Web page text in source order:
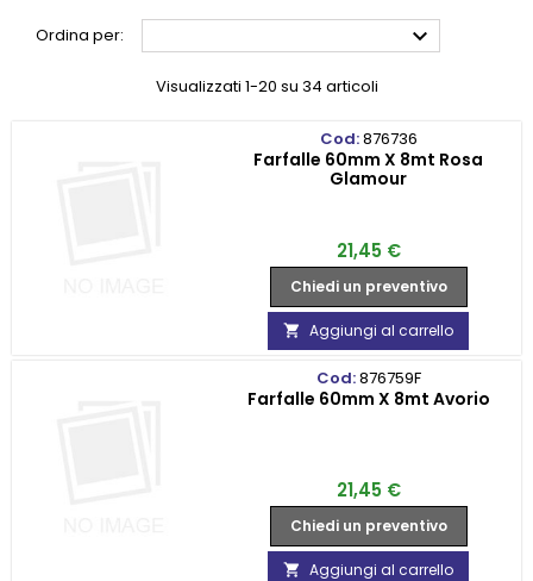
Ordina per: 
Visualizzati 1-20 su 34 articoli
Cod:876736
Farfalle 60mm X 8mt Rosa
Glamour
Prezzo
21,45 €
Chiedi un preventivo
 Aggiungi al carrello
Cod:876759F
Farfalle 60mm X 8mt Avorio
Prezzo
21,45 €
Chiedi un preventivo
 Aggiungi al carrello